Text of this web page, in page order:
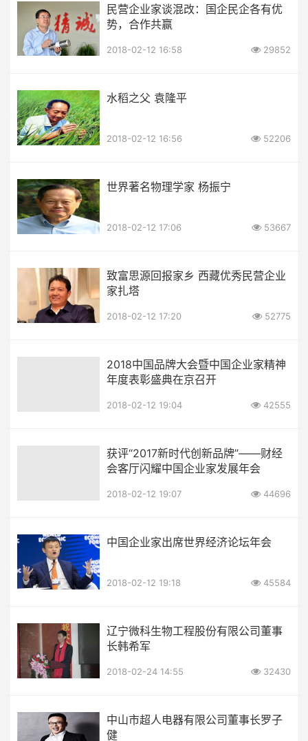
民营企业家谈混改：国企民企各有优
势，合作共赢
2018-02-12 16:58 29852
水稻之父 袁隆平
2018-02-12 16:56 52206
世界著名物理学家 杨振宁
2018-02-12 17:06 53667
致富思源回报家乡 西藏优秀民营企业
家扎塔
2018-02-12 17:20 52775
2018中国品牌大会暨中国企业家精神
年度表彰盛典在京召开
2018-02-12 19:04 42555
获评“2017新时代创新品牌”——财经
会客厅闪耀中国企业家发展年会
2018-02-12 19:07 44696
中国企业家出席世界经济论坛年会
2018-02-12 19:18 45584
辽宁微科生物工程股份有限公司董事
长韩希军
2018-02-24 14:55 32430
中山市超人电器有限公司董事长罗子
健